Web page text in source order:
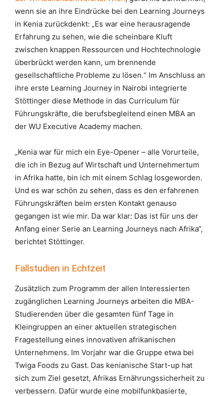
wenn sie an ihre Eindrücke bei den Learning Journeys
in Kenia zurückdenkt: „Es war eine herausragende
Erfahrung zu sehen, wie die scheinbare Kluft
zwischen knappen Ressourcen und Hochtechnologie
überbrückt werden kann, um brennende
gesellschaftliche Probleme zu lösen.“ Im Anschluss an
ihre erste Learning Journey in Nairobi integrierte
Stöttinger diese Methode in das Curriculum für
Führungskräfte, die berufsbegleitend einen MBA an
der WU Executive Academy machen.
„Kenia war für mich ein Eye-Opener – alle Vorurteile,
die ich in Bezug auf Wirtschaft und Unternehmertum
in Afrika hatte, bin ich mit einem Schlag losgeworden.
Und es war schön zu sehen, dass es den erfahrenen
Führungskräften beim ersten Kontakt genauso
gegangen ist wie mir. Da war klar: Das ist für uns der
Anfang einer Serie an Learning Journeys nach Afrika“,
berichtet Stöttinger.
Fallstudien in Echtzeit
Zusätzlich zum Programm der allen Interessierten
zugänglichen Learning Journeys arbeiten die MBA-
Studierenden über die gesamten fünf Tage in
Kleingruppen an einer aktuellen strategischen
Fragestellung eines innovativen afrikanischen
Unternehmens. Im Vorjahr war die Gruppe etwa bei
Twiga Foods zu Gast. Das kenianische Start-up hat
sich zum Ziel gesetzt, Afrikas Ernährungssicherheit zu
verbessern. Dafür wurde eine mobilfunkbasierte,